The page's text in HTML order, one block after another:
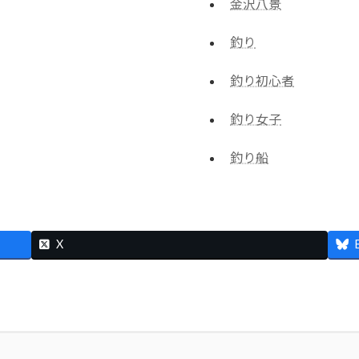
金沢八景
釣り
釣り初心者
釣り女子
釣り船
X